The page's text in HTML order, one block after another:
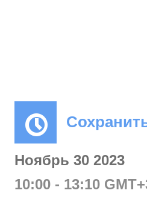
Ноябрь 30 2023
10:00 - 13:10